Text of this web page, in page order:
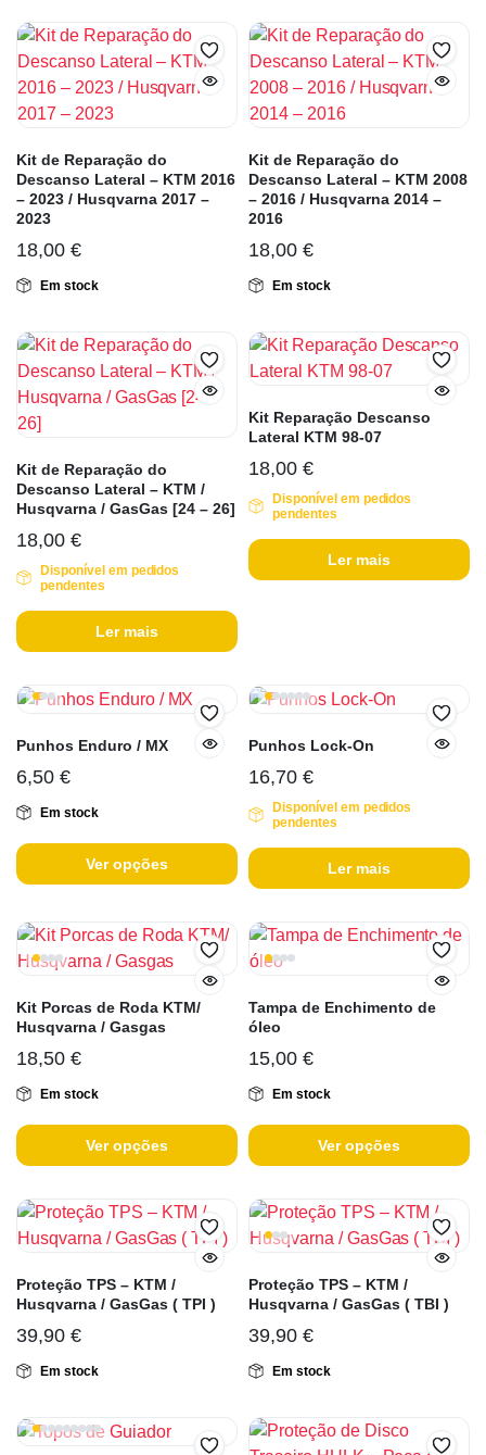
Kit de Reparação do
Descanso Lateral – KTM 2016
– 2023 / Husqvarna 2017 –
2023
18,00 €
Em stock
Kit de Reparação do
Descanso Lateral – KTM 2008
– 2016 / Husqvarna 2014 –
2016
18,00 €
Em stock
Kit de Reparação do
Descanso Lateral – KTM /
Husqvarna / GasGas [24 – 26]
18,00 €
Disponível em pedidos
pendentes
Ler mais
Kit Reparação Descanso
Lateral KTM 98-07
18,00 €
Disponível em pedidos
pendentes
Ler mais
Punhos Enduro / MX
6,50 €
Em stock
Ver opções
Punhos Lock-On
16,70 €
Disponível em pedidos
pendentes
Ler mais
Kit Porcas de Roda KTM/
Husqvarna / Gasgas
18,50 €
Em stock
Ver opções
Tampa de Enchimento de
óleo
15,00 €
Em stock
Ver opções
Proteção TPS – KTM /
Husqvarna / GasGas ( TPI )
39,90 €
Em stock
Proteção TPS – KTM /
Husqvarna / GasGas ( TBI )
39,90 €
Em stock